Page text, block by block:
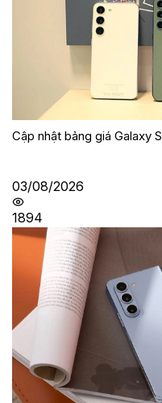
Cập nhật bảng giá Galaxy
03/08/2026
1894